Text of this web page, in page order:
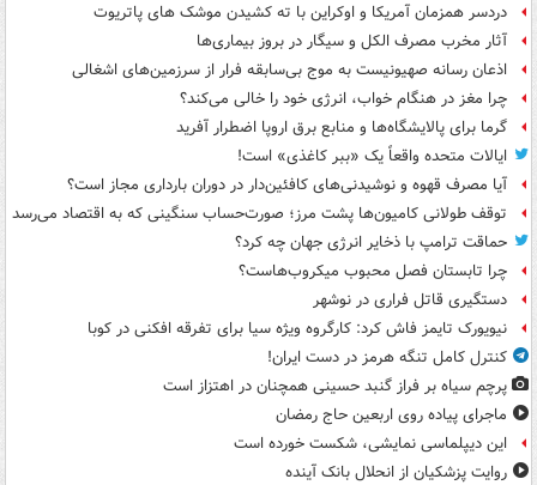
دردسر همزمان آمریکا و اوکراین با ته کشیدن موشک های پاتریوت
آثار مخرب مصرف الکل و سیگار در بروز بیماری‌ها
اذعان رسانه صهیونیست به موج بی‌سابقه فرار از سرزمین‌های اشغالی
چرا مغز در هنگام خواب، انرژی خود را خالی می‌کند؟
گرما برای پالایشگاه‌ها و منابع برق اروپا اضطرار آفرید
ایالات متحده واقعاً یک «ببر کاغذی» است!
آیا مصرف قهوه و نوشیدنی‌های کافئین‌دار در دوران بارداری مجاز است؟
توقف طولانی کامیون‌ها پشت مرز؛ صورت‌حساب سنگینی که به اقتصاد می‌رسد
حماقت ترامپ با ذخایر انرژی جهان چه کرد؟
چرا تابستان فصل محبوب میکروب‌هاست؟
دستگیری قاتل فراری در نوشهر
نیویورک تایمز فاش کرد: کارگروه ویژه سیا برای تفرقه افکنی در کوبا
کنترل کامل تنگه هرمز در دست ایران!
پرچم سیاه بر فراز گنبد حسینی همچنان در اهتزاز است
ماجرای پیاده روی اربعین حاج رمضان
این دیپلماسی نمایشی، شکست خورده است
روایت پزشکیان از انحلال بانک آینده